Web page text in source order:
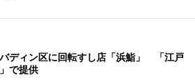
ディン区に回転すし店「浜鮨」 「江戸
で提供